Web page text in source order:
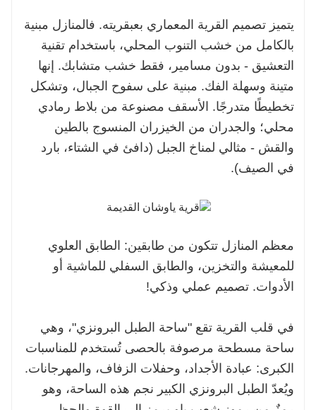
يتميز تصميم القرية المعماري بعبقريته. فالمنازل مبنية
بالكامل من خشب التنوب المحلي، باستخدام تقنية
التعشيق - بدون مسامير، فقط خشب متشابك. إنها
متينة وسهلة الفك. مبنية على سفوح الجبال، وتشكل
تخطيطًا متدرجًا. الأسقف مصنوعة من بلاط رمادي
محلي؛ والجدران من الخيزران المنسوج بالطين
والقش - مثالي لمناخ الجبل (دافئ في الشتاء، بارد
في الصيف).
معظم المنازل تتكون من طابقين: الطابق العلوي
للمعيشة والتخزين، والطابق السفلي للماشية أو
الأدوات. تصميم عملي وذكي!
في قلب القرية تقع "ساحة الطبل البرونزي"، وهي
ساحة مسطحة مرصوفة بالحصى تُستخدم للمناسبات
الكبرى: عبادة الأجداد، وحفلات الزفاف، والمهرجانات.
ويُعدّ الطبل البرونزي الكبير نجم هذه الساحة، وهو